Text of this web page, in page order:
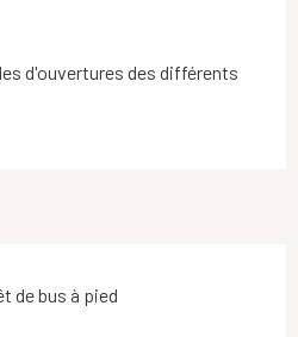
d'ouvertures des différents
de bus à pied